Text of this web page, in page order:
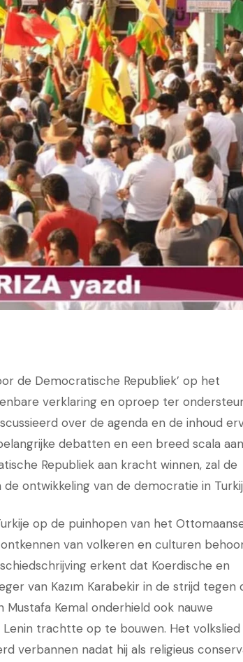
de Democratische Republiek’ op het
verklaring en oproep ter
over de agenda en de inhoud
debatten en een breed scala aan
Republiek aan kracht winnen, zal de
ontwikkeling van de democratie in
op de puinhopen van het
van volkeren en culturen
erkent dat Koerdische en
van Kazım Karabekir in de strijd tegen
Kemal onderhield ook nauwe
trachtte op te bouwen. Het
verbannen nadat hij als religieus